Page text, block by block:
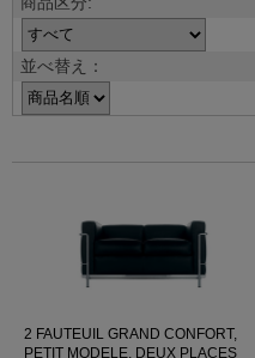
並べ替え：
2 FAUTEUIL GRAND CONFORT,
PETIT MODELE, DEUX PLACES